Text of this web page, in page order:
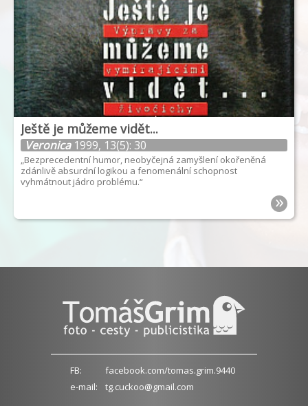
Ještě je můžeme vidět...
Veronica1999, 13(5): 30
„Bezprecedentní humor, neobyčejná zamyšlení okořeněná
zdánlivě absurdní logikou a fenomenální schopnost
vyhmátnout jádro problému.“
»
FB:
facebook.com/tomas.grim.9440
e-mail:
tg.cuckoo@gmail.com